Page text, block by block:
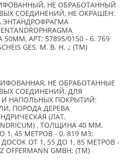
НЕ ОБРАБОТАННЫЙ
СОЕДИНЕНИЙ, НЕ ОКРАШЕН:
ЭНТАНДРОФРАГМА
50ММ, АРТ: 57895/0150 - 6. 769
GES. M. B. H. ,; (TM)
НЕ ОБРАБОТАННЫЕ
СОЕДИНЕНИЙ, ДЛЯ
НАПОЛЬНЫХ ПОКРЫТИЙ:
ПОРОДА ДЕРЕВА
(ЛАТ.
, ТОЛЩИНА 40 ММ,
45 МЕТРОВ - 0. 819 М3;
ОТ 1, 55 ДО 1, 85 МЕТРОВ -
GMBH; (TM)